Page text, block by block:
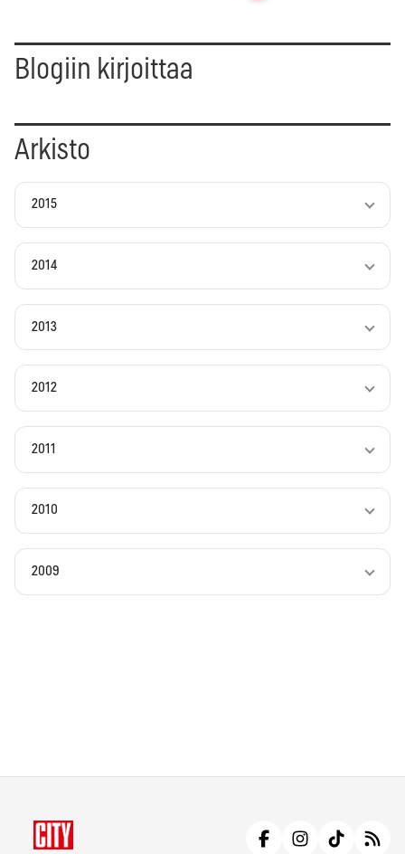
Blogiin kirjoittaa
Arkisto
2015
2014
2013
2012
2011
2010
2009